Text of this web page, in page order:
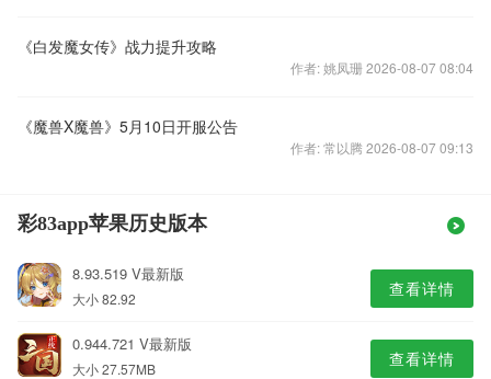
《白发魔女传》战力提升攻略
作者: 姚凤珊 2026-08-07 08:04
《魔兽X魔兽》5月10日开服公告
作者: 常以腾 2026-08-07 09:13
彩83app苹果历史版本
8.93.519 V最新版
大小 82.92 查看详情
0.944.721 V最新版
大小 27.57MB 查看详情